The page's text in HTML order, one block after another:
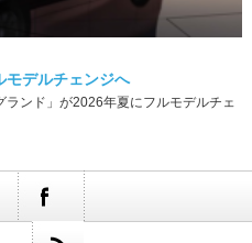
モデルチェンジへ
ンド」が2026年夏にフルモデルチェ